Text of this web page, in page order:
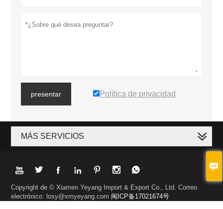

presentar Política de privacidad
MÁS SERVICIOS
      
Copyright de © Xiamen Yeyang Import & Export Co., Ltd. Correo
electrónico: losy@xmyeyang.com 闽ICP备17021674号